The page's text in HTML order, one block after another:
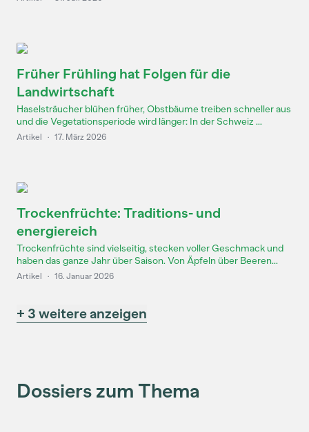
Früher Frühling hat Folgen für die
Landwirtschaft
Haselsträucher blühen früher, Obstbäume treiben schneller aus
und die Vegetationsperiode wird länger: In der Schweiz ...
Artikel · 17. März 2026
Trockenfrüchte: Traditions- und
energiereich
Trockenfrüchte sind vielseitig, stecken voller Geschmack und
haben das ganze Jahr über Saison. Von Äpfeln über Beeren...
Artikel · 16. Januar 2026
+ 3 weitere anzeigen
Dossiers zum Thema